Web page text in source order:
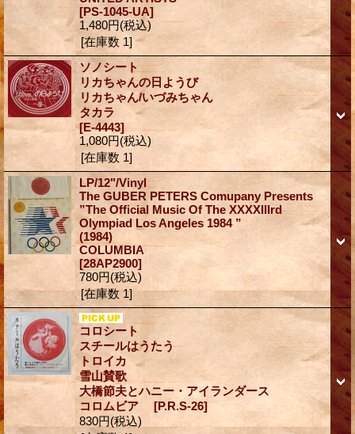
[PS-1045-UA]
1,480円(税込)
[在庫数 1]
ソノシート
リカちゃんの日ようび
リカちゃん/いづみちゃん
タカラ
[E-4443]
1,080円(税込)
[在庫数 1]
LP/12"/Vinyl
The GUBER PETERS Comupany Presents
”The Official Music Of The XXXXIIIrd
Olympiad Los Angeles 1984 ”
(1984)
COLUMBIA
[28AP2900]
780円(税込)
[在庫数 1]
コロシート
スチールはうたう
トロイカ
雪山賛歌
大橋節夫とハニー・アイランダース
コロムビア [P.R.S-26]
830円(税込)